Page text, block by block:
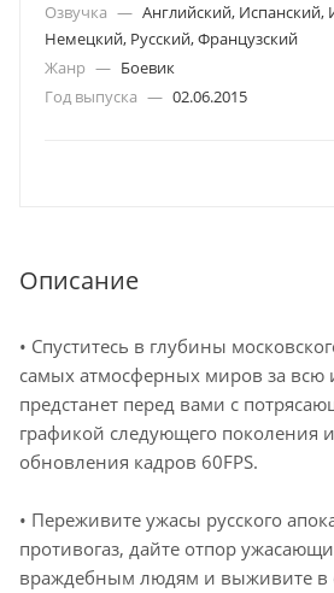
Озвучка — Английский, Испанский,
Немецкий, Русский, Французский
Жанр — Боевик
Год выпуска — 02.06.2015
Описание
• Спуститесь в глубины
самых атмосферных миров за всю
предстанет перед вами с
графикой следующего поколения
обновления кадров 60FPS.
• Переживите ужасы русского
противогаз, дайте отпор
враждебным людям и выживите в